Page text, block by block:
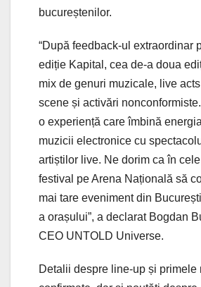
bucureștenilor.
“După feedback-ul extraordinar
ediție Kapital, cea de-a doua
mix de genuri muzicale, live
scene și activări
o experiență care îmbină
muzicii electronice cu
artiștilor live. Ne dorim ca în
festival pe Arena Națională să
mai tare eveniment din
a orașului”, a declarat Bogdan
CEO UNTOLD Universe.
Detalii despre line-up și primele